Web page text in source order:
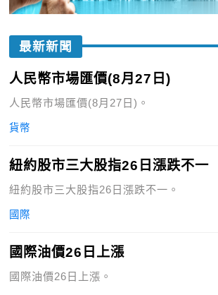
最新新聞
人民幣市場匯價(8月27日)
人民幣市場匯價(8月27日)。
貨幣
紐約股市三大股指26日漲跌不一
紐約股市三大股指26日漲跌不一。
國際
國際油價26日上漲
國際油價26日上漲。